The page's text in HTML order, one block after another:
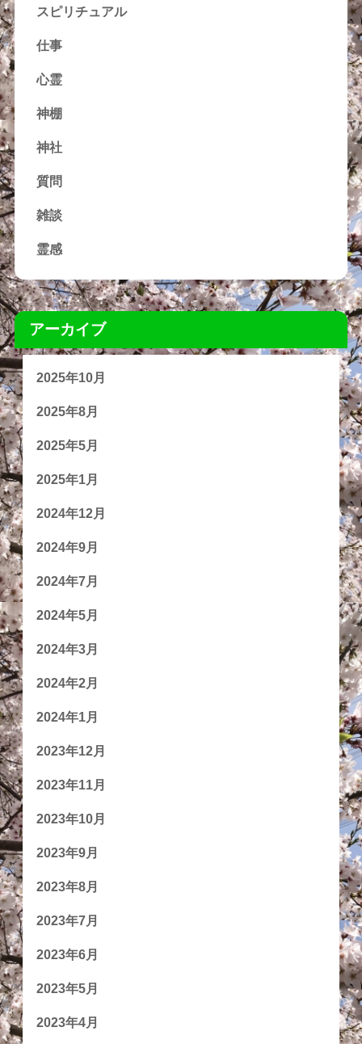
スピリチュアル
仕事
心霊
神棚
神社
質問
雑談
霊感
アーカイブ
2025年10月
2025年8月
2025年5月
2025年1月
2024年12月
2024年9月
2024年7月
2024年5月
2024年3月
2024年2月
2024年1月
2023年12月
2023年11月
2023年10月
2023年9月
2023年8月
2023年7月
2023年6月
2023年5月
2023年4月